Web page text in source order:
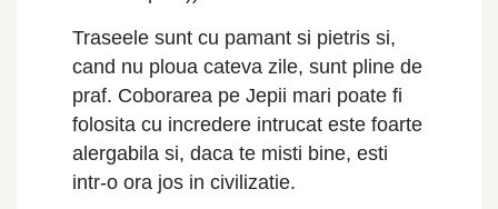
Traseele sunt cu pamant si pietris si,
cand nu ploua cateva zile, sunt pline de
praf. Coborarea pe Jepii mari poate fi
folosita cu incredere intrucat este foarte
alergabila si, daca te misti bine, esti
intr-o ora jos in civilizatie.